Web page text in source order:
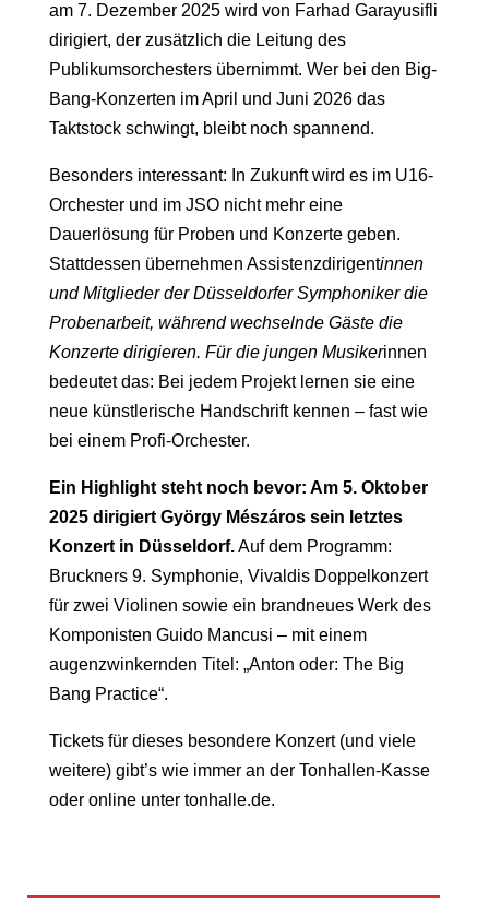
am 7. Dezember 2025 wird von Farhad Garayusifli
dirigiert, der zusätzlich die Leitung des
Publikumsorchesters übernimmt. Wer bei den Big-
Bang-Konzerten im April und Juni 2026 das
Taktstock schwingt, bleibt noch spannend.
Besonders interessant: In Zukunft wird es im U16-
Orchester und im JSO nicht mehr eine
Dauerlösung für Proben und Konzerte geben.
Stattdessen übernehmen Assistenzdirigentinnen
und Mitglieder der Düsseldorfer Symphoniker die
Probenarbeit, während wechselnde Gäste die
Konzerte dirigieren. Für die jungen Musikerinnen
bedeutet das: Bei jedem Projekt lernen sie eine
neue künstlerische Handschrift kennen – fast wie
bei einem Profi-Orchester.
Ein Highlight steht noch bevor: Am 5. Oktober
2025 dirigiert György Mészáros sein letztes
Konzert in Düsseldorf.Auf dem Programm:
Bruckners 9. Symphonie, Vivaldis Doppelkonzert
für zwei Violinen sowie ein brandneues Werk des
Komponisten Guido Mancusi – mit einem
augenzwinkernden Titel: „Anton oder: The Big
Bang Practice“.
Tickets für dieses besondere Konzert (und viele
weitere) gibt’s wie immer an der Tonhallen-Kasse
oder online unter tonhalle.de.